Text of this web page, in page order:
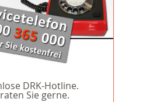
DRK-Hotline.
Sie gerne.